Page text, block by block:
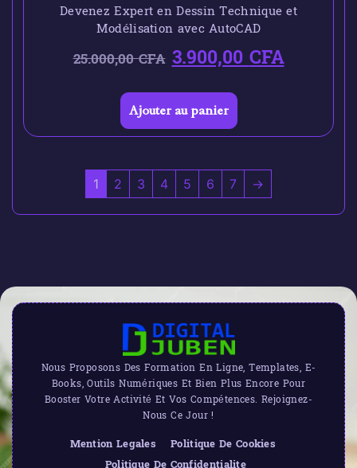
Devenez Expert en Dessin Technique et
Modélisation avec AutoCAD
25.000,00CFA 3.900,00CFA
Ajouter au panier
1 2 3 4 5 6 7 →
Nous Proposons Des Formation En Ligne, Templates, E-
Books, Outils Numériques Et Bien Plus Encore Pour
Booster Votre Activité Et Vos Compétences. Rejoignez-
Nous Ce Jour !
Mention Legales
Politique De Cookies